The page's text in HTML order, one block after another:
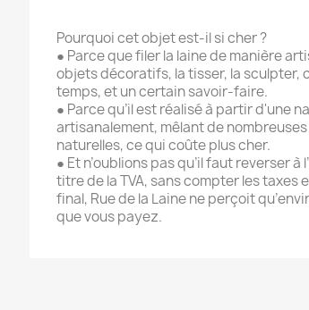
Pourquoi cet objet est-il si cher ?
● Parce que filer la laine de manière
objets décoratifs, la tisser, la sculpter,
temps, et un certain savoir-faire.
● Parce qu’il est réalisé à partir d'une
artisanalement, mêlant de
naturelles, ce qui coûte plus cher.
● Et n’oublions pas qu’il faut reverser
titre de la TVA, sans compter les taxes
final, Rue de la Laine ne perçoit
que vous payez.